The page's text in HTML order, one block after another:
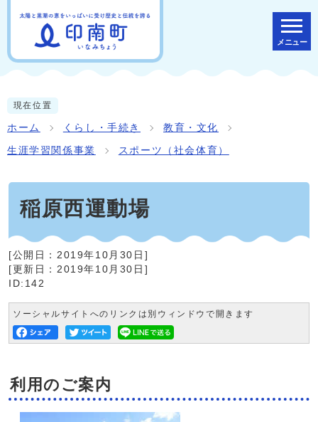
メニュー
現在位置
ホーム くらし・手続き 教育・文化
生涯学習関係事業 スポーツ（社会体育）
稲原西運動場
[公開日： 2019年10月30日 ]
[更新日： 2019年10月30日 ]
ID:142
ソーシャルサイトへのリンクは別ウィンドウで開きます
利用のご案内